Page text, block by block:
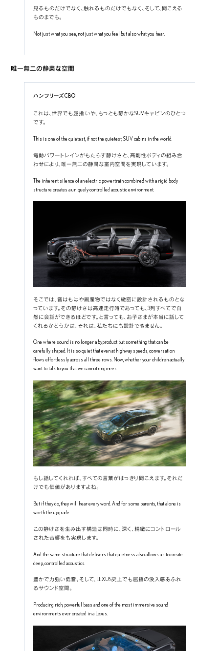
見るものだけでなく、触れるものだけでもなく、そして、聞こえる
ものまでも。
Not just what you see, not just what you feel but also what you hear.
唯一無二の静粛な空間
ハンフリーズCBO
これは、世界でも屈指 いや、もっとも静かなSUVキャビンのひとつ
です。
This is one of the quietest, if not the quietest, SUV cabins in the world.
電動パワートレインがもたらす静けさと、高剛性ボディの組み合
わせにより、唯一無二の静粛な室内空間を実現しています。
The inherent silence of an electric powertrain combined with a rigid body
structure creates a uniquely controlled acoustic environment.
そこでは、音はもはや副産物ではなく緻密に設計されるものとな
っています。その静けさは高速走行時であっても、3列すべてで自
然に会話ができるほどです。と言っても、お子さまが本当に話して
くれるかどうかは、それは、私たちにも設計できません。
One where sound is no longer a byproduct but something that can be
carefully shaped. It is so quiet that even at highway speeds, conversation
flows effortlessly across all three rows. Now, whether your children actually
want to talk to you that we cannot engineer.
もし話してくれれば、すべての言葉がはっきり聞こえます。それだ
けでも価値がありますよね。
But if they do, they will hear every word. And for some parents, that alone is
worth the upgrade.
この静けさを生み出す構造は同時に、深く、精緻にコントロール
された音響をも実現します。
And the same structure that delivers that quietness also allows us to create
deep, controlled acoustics.
豊かで力強い低音。そして、LEXUS史上でも屈指の没入感あふれ
るサウンド空間。
Producing rich, powerful bass and one of the most immersive sound
environments ever created in a Lexus.